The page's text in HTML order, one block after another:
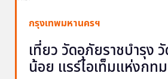
กรุงเทพมหานครฯ
เที่ยว วัดอุภัยราชบำรุง
น้อย แรร์ไอเท็มแห่งกท